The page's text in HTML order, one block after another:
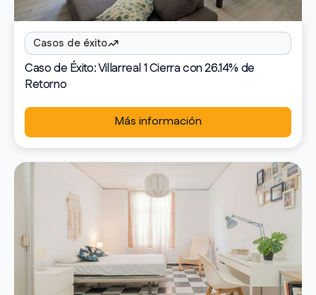
Casos de éxito
Caso de Éxito: Villarreal 1 Cierra con 26.14% de
Retorno
Más información